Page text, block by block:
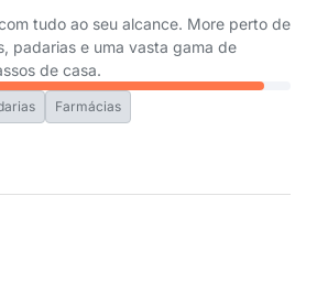
tudo ao seu alcance. More perto de
padarias e uma vasta gama de
de casa.
Farmácias